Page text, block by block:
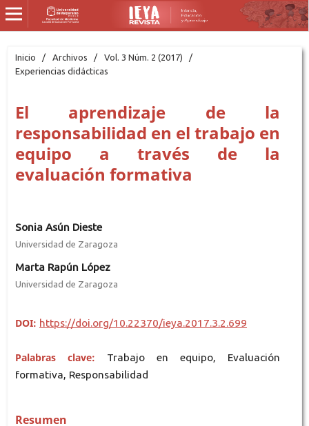
Inicio / Archivos / Vol. 3 Núm. 2 (2017)
/
Experiencias didácticas
El aprendizaje de la
responsabilidad en el trabajo en
equipo a través de la
evaluación formativa
Sonia Asún Dieste
Universidad de Zaragoza
Marta Rapún López
Universidad de Zaragoza
DOI: https://doi.org/10.22370/ieya.2017.3.2.699
Palabras clave:
Trabajo en equipo, Evaluación
formativa, Responsabilidad
Resumen